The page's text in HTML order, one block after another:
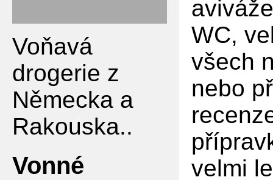
Voňavá
drogerie z
Německa a
Rakouska..
Vonné
WC,
všech
nebo
velmi